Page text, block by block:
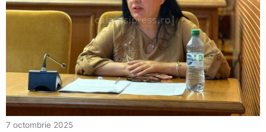
7 octombrie 2025